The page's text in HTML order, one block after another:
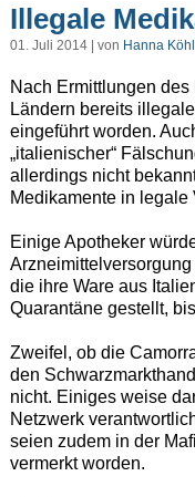
Illegale
01. Juli 2014 | von Hanna Köhl
Nach Ermittlungen
Ländern bereits
eingeführt worden.
„italienischer“
allerdings nicht
Medikamente in
Einige Apotheker
die ihre Ware aus
Quarantäne gestellt,
Zweifel, ob die
den
nicht. Einiges weise
Netzwerk
seien zudem in der
vermerkt worden.